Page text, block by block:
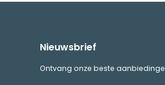
Nieuwsbrief
Ontvang onze beste